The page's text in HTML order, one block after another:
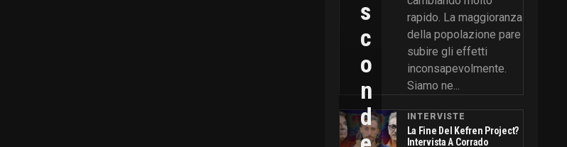
rapido. La maggioranza
della popolazione pare
subire gli effetti
inconsapevolmente.
Siamo ne...
INTERVISTE
La Fine Del Kefren Project?
Intervista A Corrado
S
C
O
N
D